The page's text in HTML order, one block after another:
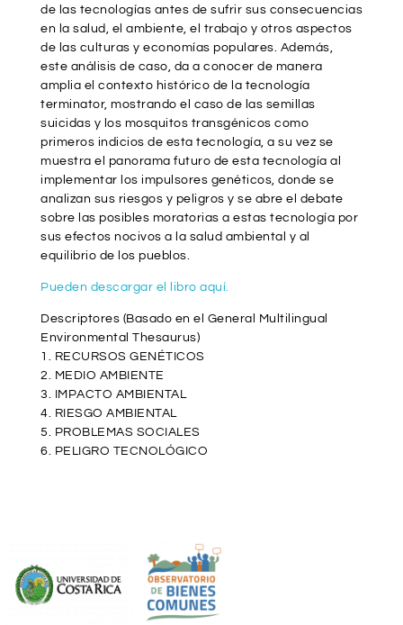
de las tecnologías antes de sufrir sus consecuencias
en la salud, el ambiente, el trabajo y otros aspectos
de las culturas y economías populares. Además,
este análisis de caso, da a conocer de manera
amplia el contexto histórico de la tecnología
terminator, mostrando el caso de las semillas
suicidas y los mosquitos transgénicos como
primeros indicios de esta tecnología, a su vez se
muestra el panorama futuro de esta tecnología al
implementar los impulsores genéticos, donde se
analizan sus riesgos y peligros y se abre el debate
sobre las posibles moratorias a estas tecnología por
sus efectos nocivos a la salud ambiental y al
equilibrio de los pueblos.
Pueden descargar el libro aquí.
Descriptores (Basado en el General Multilingual
Environmental Thesaurus)
1. RECURSOS GENÉTICOS
2. MEDIO AMBIENTE
3. IMPACTO AMBIENTAL
4. RIESGO AMBIENTAL
5. PROBLEMAS SOCIALES
6. PELIGRO TECNOLÓGICO